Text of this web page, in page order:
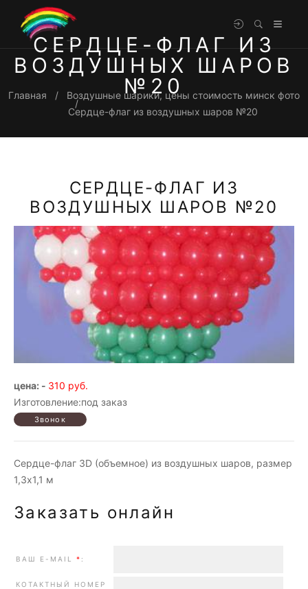
СЕРДЦЕ-ФЛАГ ИЗ
ВОЗДУШНЫХ ШАРОВ
№20
Главная
Воздушные шарики, цены стоимость минск фото
Сердце-флаг из воздушных шаров №20
СЕРДЦЕ-ФЛАГ ИЗ
ВОЗДУШНЫХ ШАРОВ №20
цена: - 310 руб.
Изготовление:под заказ
Сердце-флаг 3D (объемное) из воздушных шаров, размер
1,3х1,1 м
Заказать онлайн
ВАШ E-MAIL * :
КОТАКТНЫЙ НОМЕР